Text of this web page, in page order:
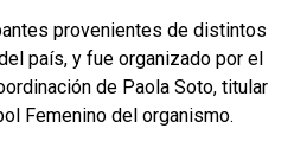
provenientes de distintos
país, y fue organizado por el
de Paola Soto, titular
Femenino del organismo.